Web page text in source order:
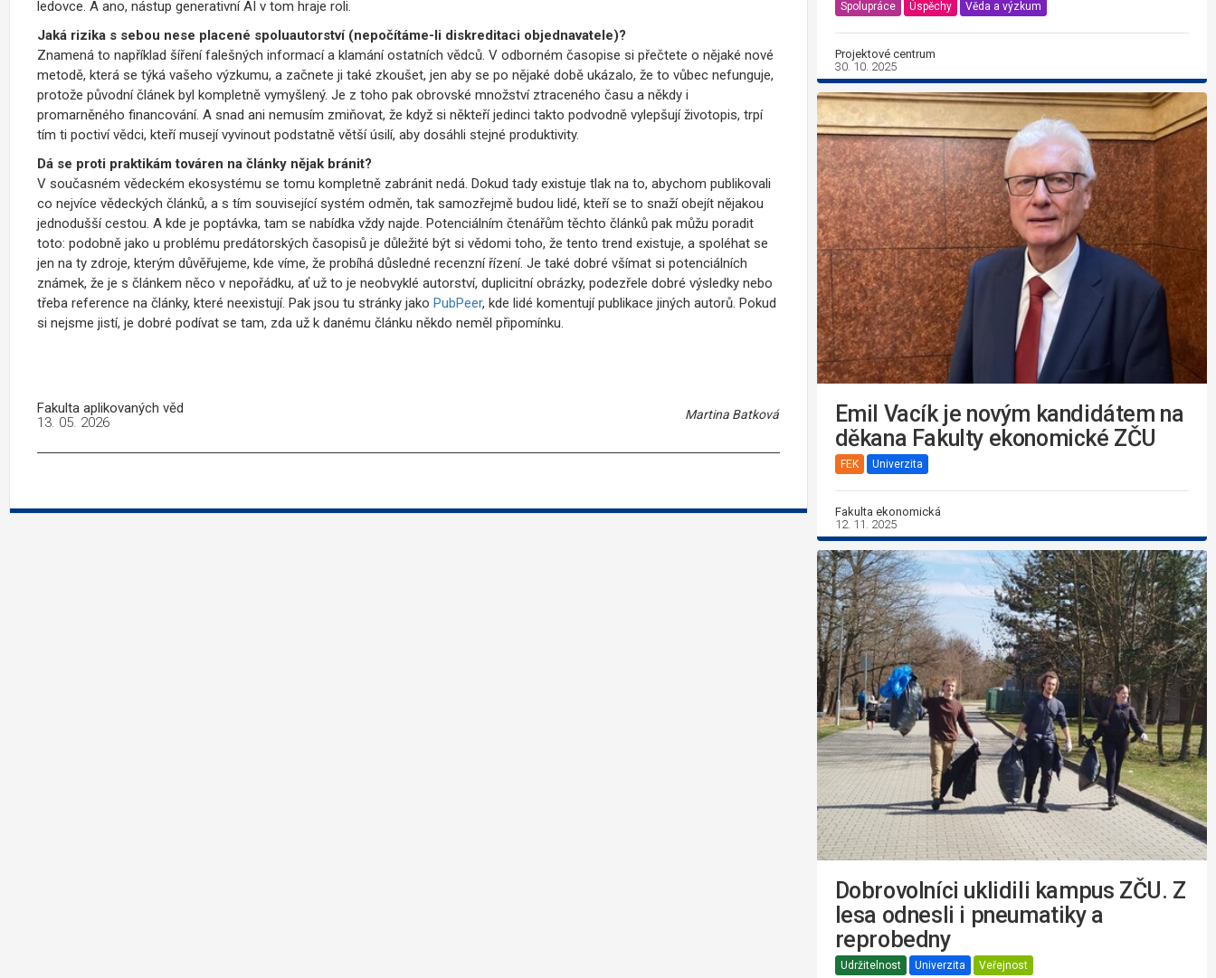
ledovce. A ano, nástup generativní AI v tom hraje roli.
Jaká rizika s sebou nese placené spoluautorství (nepočítáme-li diskreditaci objednavatele)?
Znamená to například šíření falešných informací a klamání ostatních vědců. V odborném časopise si přečtete o nějaké nové
metodě, která se týká vašeho výzkumu, a začnete ji také zkoušet, jen aby se po nějaké době ukázalo, že to vůbec nefunguje,
protože původní článek byl kompletně vymyšlený. Je z toho pak obrovské množství ztraceného času a někdy i
promarněného financování. A snad ani nemusím zmiňovat, že když si někteří jedinci takto podvodně vylepšují životopis, trpí
tím ti poctiví vědci, kteří musejí vyvinout podstatně větší úsilí, aby dosáhli stejné produktivity.
Dá se proti praktikám továren na články nějak bránit?
V současném vědeckém ekosystému se tomu kompletně zabránit nedá. Dokud tady existuje tlak na to, abychom publikovali
co nejvíce vědeckých článků, a s tím související systém odměn, tak samozřejmě budou lidé, kteří se to snaží obejít nějakou
jednodušší cestou. A kde je poptávka, tam se nabídka vždy najde. Potenciálním čtenářům těchto článků pak můžu poradit
toto: podobně jako u problému predátorských časopisů je důležité být si vědomi toho, že tento trend existuje, a spoléhat se
jen na ty zdroje, kterým důvěřujeme, kde víme, že probíhá důsledné recenzní řízení. Je také dobré všímat si potenciálních
známek, že je s článkem něco v nepořádku, ať už to je neobvyklé autorství, duplicitní obrázky, podezřele dobré výsledky nebo
třeba reference na články, které neexistují. Pak jsou tu stránky jako PubPeer, kde lidé komentují publikace jiných autorů. Pokud
si nejsme jistí, je dobré podívat se tam, zda už k danému článku někdo neměl připomínku.
Fakulta aplikovaných věd Martina Batková
13. 05. 2026
Spolupráce Úspěchy Věda a výzkum
Projektové centrum
30. 10. 2025
Emil Vacík je novým kandidátem na
děkana Fakulty ekonomické ZČU
FEK Univerzita
Fakulta ekonomická
12. 11. 2025
Dobrovolníci uklidili kampus ZČU. Z
lesa odnesli i pneumatiky a
reprobedny
Udržitelnost Univerzita Veřejnost